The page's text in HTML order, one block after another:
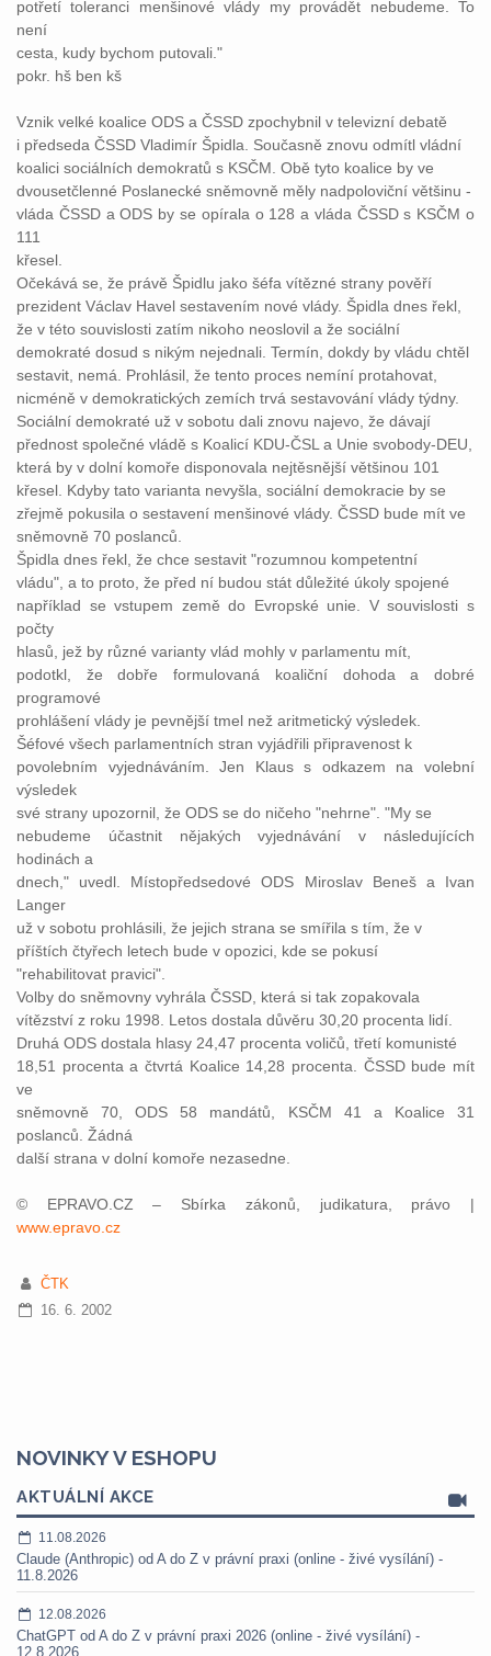
potřetí toleranci menšinové vlády my provádět nebudeme. To
není
cesta, kudy bychom putovali."
pokr. hš ben kš
Vznik velké koalice ODS a ČSSD zpochybnil v televizní debatě
i předseda ČSSD Vladimír Špidla. Současně znovu odmítl vládní
koalici sociálních demokratů s KSČM. Obě tyto koalice by ve
dvousetčlenné Poslanecké sněmovně měly nadpoloviční většinu -
vláda ČSSD a ODS by se opírala o 128 a vláda ČSSD s KSČM o
111
křesel.
Očekává se, že právě Špidlu jako šéfa vítězné strany pověří
prezident Václav Havel sestavením nové vlády. Špidla dnes řekl,
že v této souvislosti zatím nikoho neoslovil a že sociální
demokraté dosud s nikým nejednali. Termín, dokdy by vládu chtěl
sestavit, nemá. Prohlásil, že tento proces nemíní protahovat,
nicméně v demokratických zemích trvá sestavování vlády týdny.
Sociální demokraté už v sobotu dali znovu najevo, že dávají
přednost společné vládě s Koalicí KDU-ČSL a Unie svobody-DEU,
která by v dolní komoře disponovala nejtěsnější většinou 101
křesel. Kdyby tato varianta nevyšla, sociální demokracie by se
zřejmě pokusila o sestavení menšinové vlády. ČSSD bude mít ve
sněmovně 70 poslanců.
Špidla dnes řekl, že chce sestavit "rozumnou kompetentní
vládu", a to proto, že před ní budou stát důležité úkoly spojené
například se vstupem země do Evropské unie. V souvislosti s
počty
hlasů, jež by různé varianty vlád mohly v parlamentu mít,
podotkl, že dobře formulovaná koaliční dohoda a dobré
programové
prohlášení vlády je pevnější tmel než aritmetický výsledek.
Šéfové všech parlamentních stran vyjádřili připravenost k
povolebním vyjednáváním. Jen Klaus s odkazem na volební
výsledek
své strany upozornil, že ODS se do ničeho "nehrne". "My se
nebudeme účastnit nějakých vyjednávání v následujících
hodinách a
dnech," uvedl. Místopředsedové ODS Miroslav Beneš a Ivan
Langer
už v sobotu prohlásili, že jejich strana se smířila s tím, že v
příštích čtyřech letech bude v opozici, kde se pokusí
"rehabilitovat pravici".
Volby do sněmovny vyhrála ČSSD, která si tak zopakovala
vítězství z roku 1998. Letos dostala důvěru 30,20 procenta lidí.
Druhá ODS dostala hlasy 24,47 procenta voličů, třetí komunisté
18,51 procenta a čtvrtá Koalice 14,28 procenta. ČSSD bude mít
ve
sněmovně 70, ODS 58 mandátů, KSČM 41 a Koalice 31
poslanců. Žádná
další strana v dolní komoře nezasedne.
© EPRAVO.CZ – Sbírka zákonů, judikatura, právo |
www.epravo.cz
ČTK
16. 6. 2002
NOVINKY V ESHOPU
AKTUÁLNÍ AKCE
11.08.2026
Claude (Anthropic) od A do Z v právní praxi (online - živé vysílání) -
11.8.2026
12.08.2026
ChatGPT od A do Z v právní praxi 2026 (online - živé vysílání) -
12.8.2026